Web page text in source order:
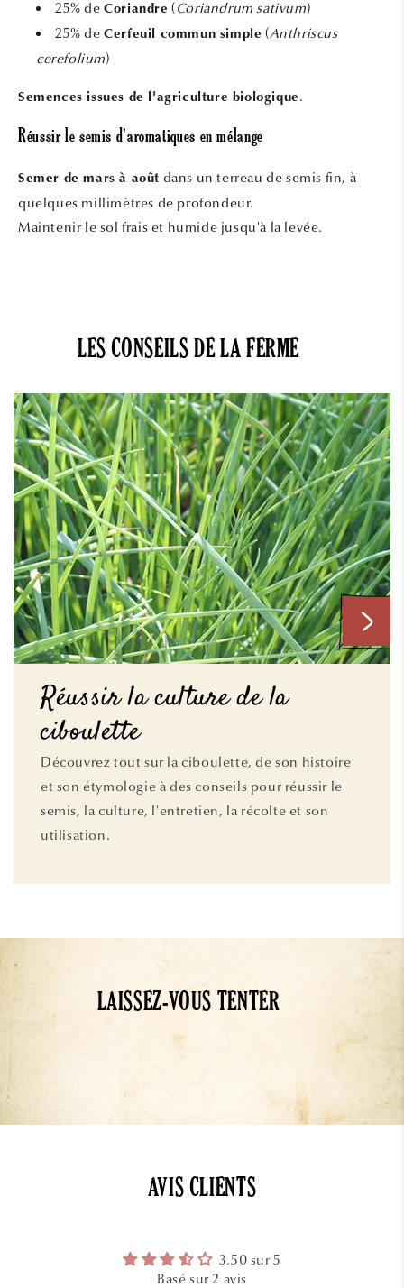
25% deCoriandre (Coriandrum sativum)
25% deCerfeuil commun simple (Anthriscus
cerefolium)
Semences issues de l'agriculture biologique .
Réussir le semis d'aromatiques en mélange
Semer de mars à août dans un terreau de semis fin, à
quelques millimètres de profondeur.
Maintenir le sol frais et humide jusqu'à la levée.
LES CONSEILS DE LA FERME
Réussir la culture de la
ciboulette
Découvrez tout sur la ciboulette, de son histoire
et son étymologie à des conseils pour réussir le
semis, la culture, l'entretien, la récolte et son
utilisation.
LAISSEZ-VOUS TENTER
AVIS CLIENTS
3.50 sur 5
Basé sur 2 avis